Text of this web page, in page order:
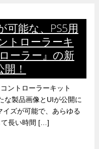
可能な、PS5用
トローラーキ
ーラー』の新
！
ントローラーキット
な製品画像とUIが公開に
ズが可能で、あらゆる
て長い時間 […]